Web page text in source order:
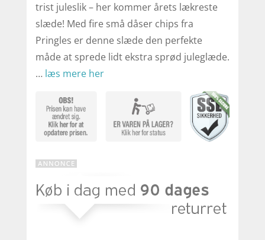
trist juleslik – her kommer årets lækreste
slæde! Med fire små dåser chips fra
Pringles er denne slæde den perfekte
måde at sprede lidt ekstra sprød juleglæde.
… læs mere her